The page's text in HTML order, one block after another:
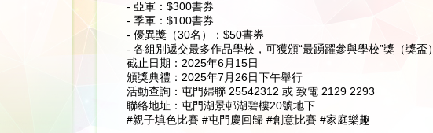
- 亞軍：$300書券
- 季軍：$100書券
- 優異獎（30名）：$50書券
- 各組別遞交最多作品學校，可獲頒“最踴躍參與學校”獎（獎盃）
截止日期：2025年6月15日
頒獎典禮：2025年7月26日下午舉行
活動查詢：屯門婦聯 25542312 或 致電 2129 2293
聯絡地址：屯門湖景邨湖碧樓20號地下
#親子填色比賽 #屯門慶回歸 #創意比賽 #家庭樂趣